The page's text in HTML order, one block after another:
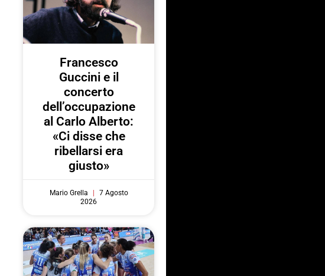
Francesco
Guccini e il
concerto
dell’occupazione
al Carlo Alberto:
«Ci disse che
ribellarsi era
giusto»
Mario Grella
7 Agosto
2026